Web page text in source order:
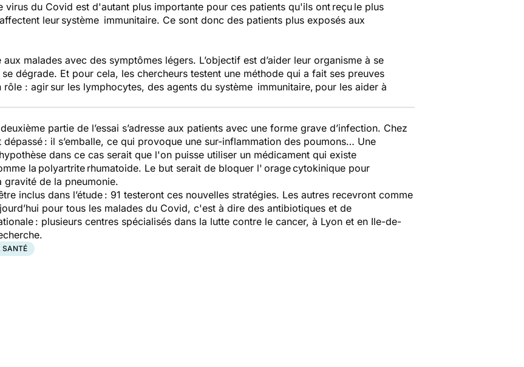
du Covid est d'autant plus importante pour ces patients qu'ils ont reçu le plus
leur système immunitaire. Ce sont donc des patients plus exposés aux
aux malades avec des symptômes légers. L’objectif est d’aider leur organisme à se
dégrade. Et pour cela, les chercheurs testent une méthode qui a fait ses preuves
rôle : agir sur les lymphocytes, des agents du système immunitaire, pour les aider à
partie de l’essai s’adresse aux patients avec une forme grave d’infection. Chez
: il s’emballe, ce qui provoque une sur-inflammation des poumons… Une
dans ce cas serait que l'on puisse utiliser un médicament qui existe
la polyartrite rhumatoide. Le but serait de bloquer l' orage cytokinique pour
gravité de la pneumonie.
inclus dans l’étude : 91 testeront ces nouvelles stratégies. Les autres recevront comme
pour tous les malades du Covid, c'est à dire des antibiotiques et de
: plusieurs centres spécialisés dans la lutte contre le cancer, à Lyon et en Ile-de-
SANTÉ